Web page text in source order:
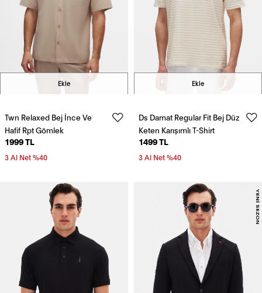
Ekle
Twn Relaxed Bej İnce Ve
Hafif Rpt Gömlek
1999 TL
3 Al Net %40
Ekle
Ds Damat Regular Fit Bej Düz
Keten Karışımlı T-Shirt
1499 TL
3 Al Net %40